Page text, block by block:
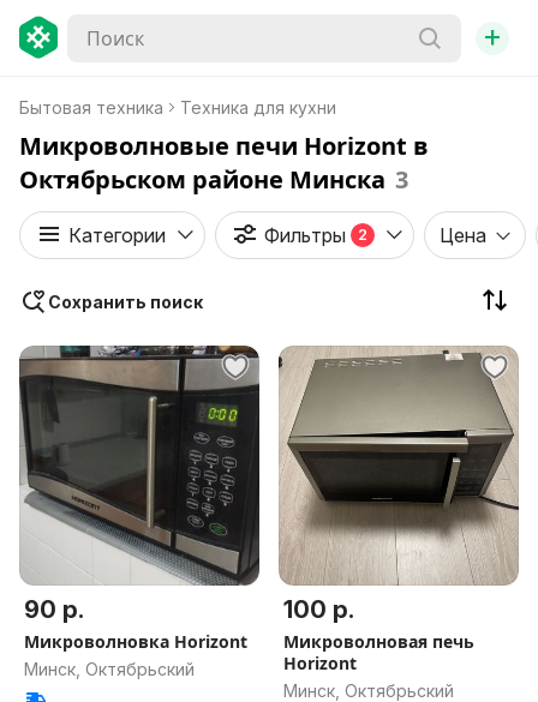
+
Бытовая техника Техника для кухни
Микроволновые печи Horizont в
Октябрьском районе Минска 3
Категории Фильтры 2 Цена
Сохранить поиск
90 р.
Микроволновка Horizont
Минск, Октябрьский
100 р.
Микроволновая печь
Horizont
Минск, Октябрьский